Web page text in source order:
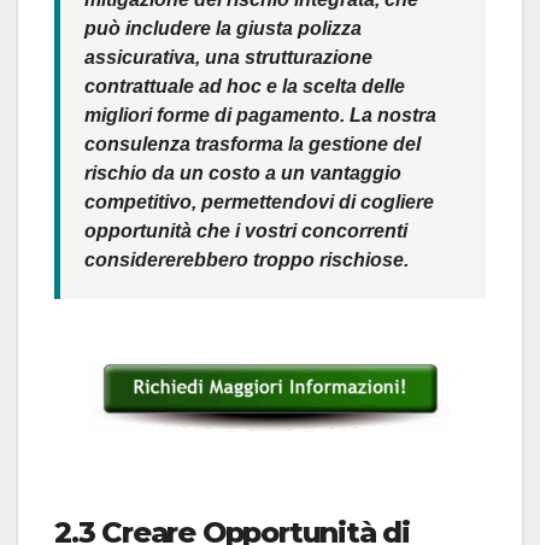
può includere la giusta polizza
assicurativa, una strutturazione
contrattuale ad hoc e la scelta delle
migliori forme di pagamento. La nostra
consulenza trasforma la gestione del
rischio da un costo a un vantaggio
competitivo, permettendovi di cogliere
opportunità che i vostri concorrenti
considererebbero troppo rischiose.
2.3 Creare Opportunità di